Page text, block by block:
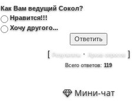
Как Вам ведущий Сокол?
Нравится!!!
Хочу другого...
[ Результаты · Архив опросов]
Всего ответов: 119
Мини-чат